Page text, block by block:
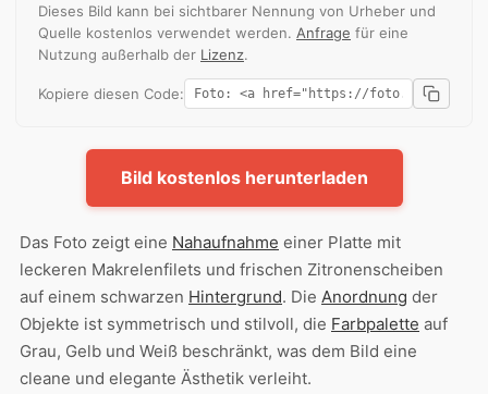
Dieses Bild kann bei sichtbarer Nennung von Urheber und
Quelle kostenlos verwendet werden. Anfrage für eine
Nutzung außerhalb der Lizenz.
Kopiere diesen Code:
Bild kostenlos herunterladen
Das Foto zeigt eine Nahaufnahme einer Platte mit
leckeren Makrelenfilets und frischen Zitronenscheiben
auf einem schwarzen Hintergrund. Die Anordnung der
Objekte ist symmetrisch und stilvoll, die Farbpalette auf
Grau, Gelb und Weiß beschränkt, was dem Bild eine
cleane und elegante Ästhetik verleiht.